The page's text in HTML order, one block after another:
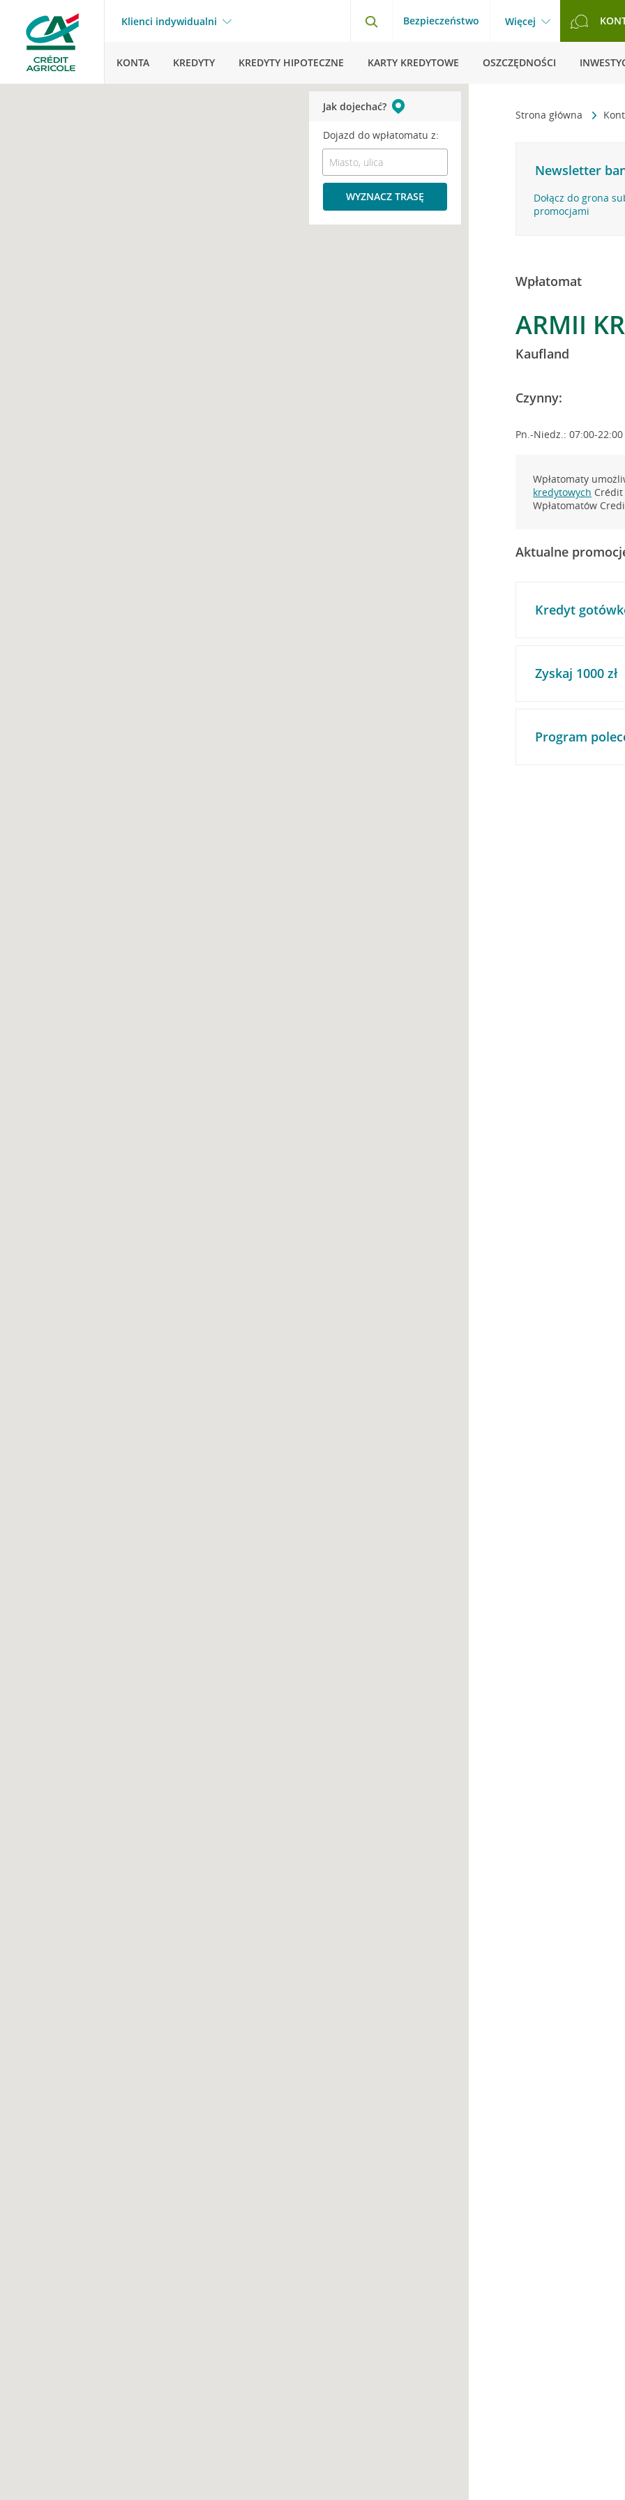
Klienci indywidualni Bezpieczeństwo Więcej
KONTA KREDYTY KREDYTY HIPOTECZNE KARTY KREDYTOWE OSZCZĘDNOŚCI
Strona główna
Newsletter
Dołącz do grona
promocjami
Wpłatomat
ARMII
Kaufland
Czynny:
Pn.-Niedz.: 07:00-22:00
Wpłatomaty
kredytowych
Wpłatomatów
Aktualne
Kredyt
Zyskaj 1000 zł
Program
Jak dojechać?
Dojazd do wpłatomatu z:
WYZNACZ TRASĘ